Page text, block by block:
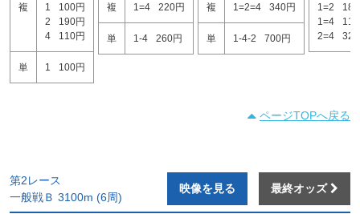
複 1
100円
2
190円
4
110円
単 1 100円
複 1=4 220円
単 1-4 260円
複 1=2=4 340円
単 1-4-2 700円
1=2
1=4
2=4
ページTOPへ戻る
第2レース
一般戦Ｂ 3100m (6周)
映像を見る 最終オッズ